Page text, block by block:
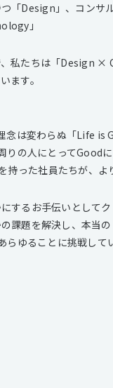
「Design」、コン
」
私たちは「Design
ます。
念は変わらぬ「Life is
りの人にとってGood
持った社員たちが、
するお手伝いとして
課題を解決し、本当
らゆることに挑戦して